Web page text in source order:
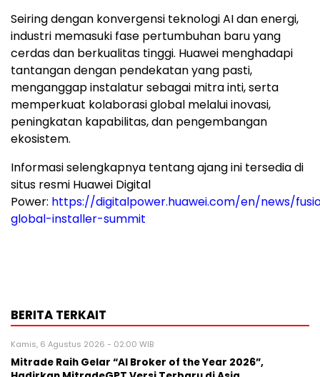
Seiring dengan konvergensi teknologi AI dan energi,
industri memasuki fase pertumbuhan baru yang
cerdas dan berkualitas tinggi. Huawei menghadapi
tantangan dengan pendekatan yang pasti,
menganggap instalatur sebagai mitra inti, serta
memperkuat kolaborasi global melalui inovasi,
peningkatan kapabilitas, dan pengembangan
ekosistem.
Informasi selengkapnya tentang ajang ini tersedia di
situs resmi Huawei Digital
Power: https://digitalpower.huawei.com/en/news/
global-installer-summit
BERITA TERKAIT
Kamis, 6 Agustus 2026 - 02:00 WIB
Mitrade Raih Gelar “AI Broker of the Year 2026”,